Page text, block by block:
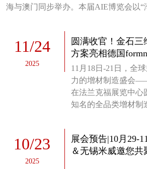
海与澳门同步举办。本届AIE博览会以“
11/24
2025
圆满收官！金石
方案亮相德国
11月18日-21日，全
力的增材制造盛会
在法兰克福展览中心
知名的全品类增材制
10/23
2025
展会预告|10月29-
＆无锡米威邀您